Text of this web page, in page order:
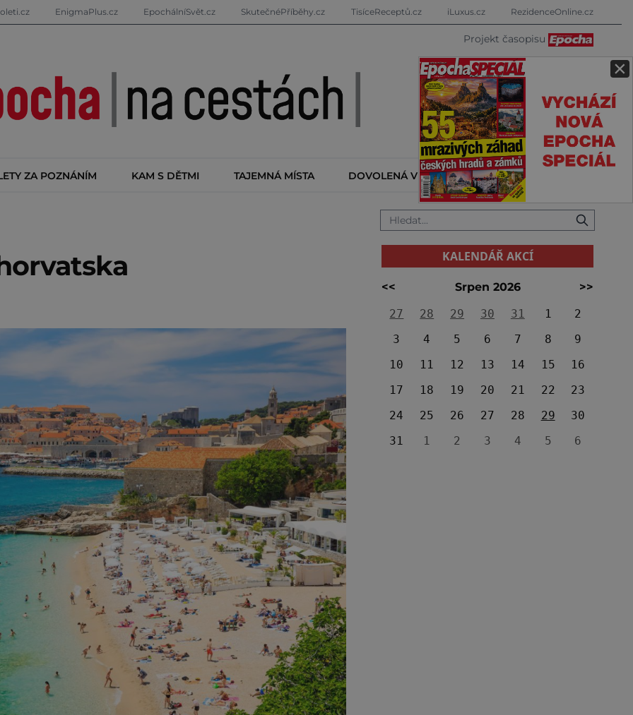
×
EnigmaPlus.cz EpochálníSvět.cz SkutečnéPříběhy.cz TisíceReceptů.cz iLuxus.cz RezidenceOnline.cz
Projekt časopisu
ZA POZNÁNÍM KAM S DĚTMI TAJEMNÁ MÍSTA DOVOLENÁ V ZAHRANIČÍ KALENDÁŘ AKCÍ
KALENDÁŘ AKCÍ
<< Srpen 2026
>>
27
28 29 30 31 1
2
3
4 5 6 7 8
9
10
11 12 13 14 15
16
17
18 19 20 21 22
23
24
25 26 27 28 29
30
31
1 2 3 4 5 6